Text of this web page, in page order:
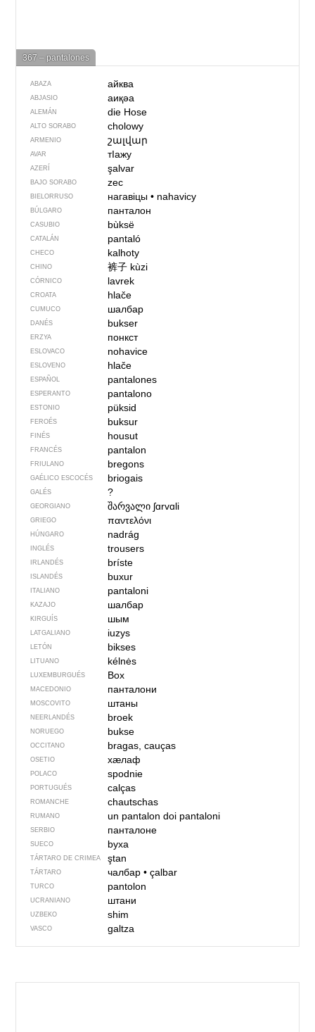
367 – pantalones
ABAZA айква
ABJASIO аиқәа
ALEMÁN die Hose
ALTO SORABO cholowy
ARMENIO շալվար
AVAR тIажу
AZERÍ şalvar
BAJO SORABO zec
BIELORRUSO нагавіцы• nahavicy
BÚLGARO панталон
CASUBIO bùksë
CATALÁN pantaló
CHECO kalhoty
CHINO 裤子 kùzi
CÓRNICO lavrek
CROATA hlače
CUMUCO шалбар
DANÉS bukser
ERZYA понкст
ESLOVACO nohavice
ESLOVENO hlače
ESPAÑOL pantalones
ESPERANTO pantalono
ESTONIO püksid
FEROÉS buksur
FINÉS housut
FRANCÉS pantalon
FRIULANO bregons
GAÉLICO ESCOCÉS briogais
GALÉS ?
GEORGIANO შარვალი ʃɑrvɑli
GRIEGO παντελόνι
HÚNGARO nadrág
INGLÉS trousers
IRLANDÉS bríste
ISLANDÉS buxur
ITALIANO pantaloni
KAZAJO шалбар
KIRGUÍS шым
LATGALIANO iuzys
LETÓN bikses
LITUANO kélnės
LUXEMBURGUÉS Box
MACEDONIO панталони
MOSCOVITO штаны
NEERLANDÉS broek
NORUEGO bukse
OCCITANO bragas, cauças
OSETIO хӕлаф
POLACO spodnie
PORTUGUÉS calças
ROMANCHE chautschas
RUMANO un pantalondoi pantaloni
SERBIO панталоне
SUECO byxa
TÁRTARO DE CRIMEA ştan
TÁRTARO чалбар• çalbar
TURCO pantolon
UCRANIANO штани
UZBEKO shim
VASCO galtza